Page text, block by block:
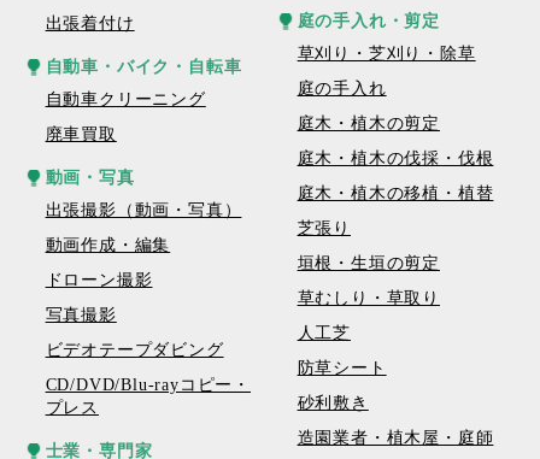
出張着付け
自動車・バイク・自転車
自動車クリーニング
廃車買取
動画・写真
出張撮影（動画・写真）
動画作成・編集
ドローン撮影
写真撮影
ビデオテープダビング
CD/DVD/Blu-rayコピー・
プレス
士業・専門家
庭の手入れ・剪定
草刈り・芝刈り・除草
庭の手入れ
庭木・植木の剪定
庭木・植木の伐採・伐根
庭木・植木の移植・植替
芝張り
垣根・生垣の剪定
草むしり・草取り
人工芝
防草シート
砂利敷き
造園業者・植木屋・庭師